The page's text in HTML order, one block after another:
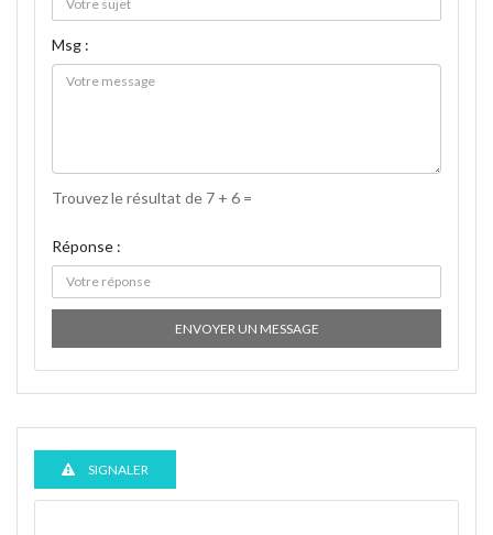
Msg :
Trouvez le résultat de 7 + 6 =
Réponse :
ENVOYER UN MESSAGE
SIGNALER